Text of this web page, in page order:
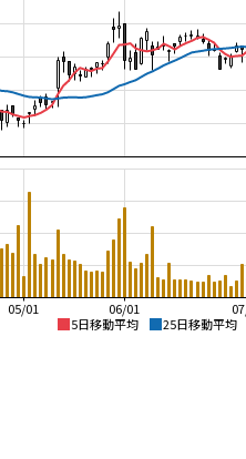
5日移動平均 25日移動平均
06/01
05/01